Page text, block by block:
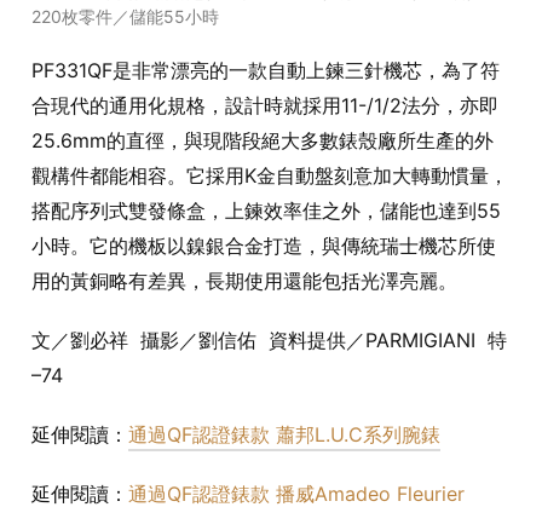
220枚零件／儲能55小時
PF331QF是非常漂亮的一款自動上鍊三針機芯，為了符
合現代的通用化規格，設計時就採用11-/1/2法分，亦即
25.6mm的直徑，與現階段絕大多數錶殼廠所生產的外
觀構件都能相容。它採用K金自動盤刻意加大轉動慣量，
搭配序列式雙發條盒，上鍊效率佳之外，儲能也達到55
小時。它的機板以鎳銀合金打造，與傳統瑞士機芯所使
用的黃銅略有差異，長期使用還能包括光澤亮麗。
文／劉必祥 攝影／劉信佑 資料提供／PARMIGIANI 特
–74
延伸閱讀： 通過QF認證錶款 蕭邦L.U.C系列腕錶
延伸閱讀： 通過QF認證錶款 播威Amadeo Fleurier